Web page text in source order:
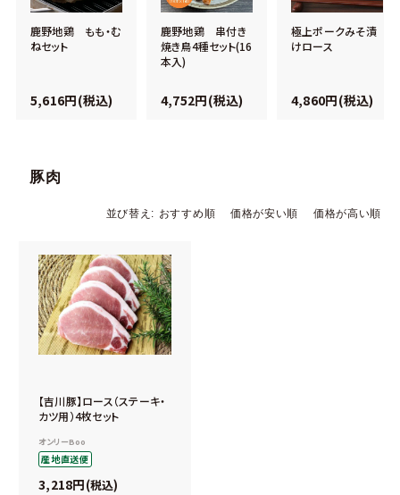
鹿野地鶏 もも・む
ねセット
5,616円(税込)
鹿野地鶏 串付き
焼き鳥4種セット(16
本入)
4,752円(税込)
極上ポークみそ漬
けロース
4,860円(税込)
豚肉
並び替え おすすめ順 価格が安い順 価格が高い順
【吉川豚】ロース（ステーキ・
カツ用）4枚セット
オンリーBoo
産地直送便
3,218 税込